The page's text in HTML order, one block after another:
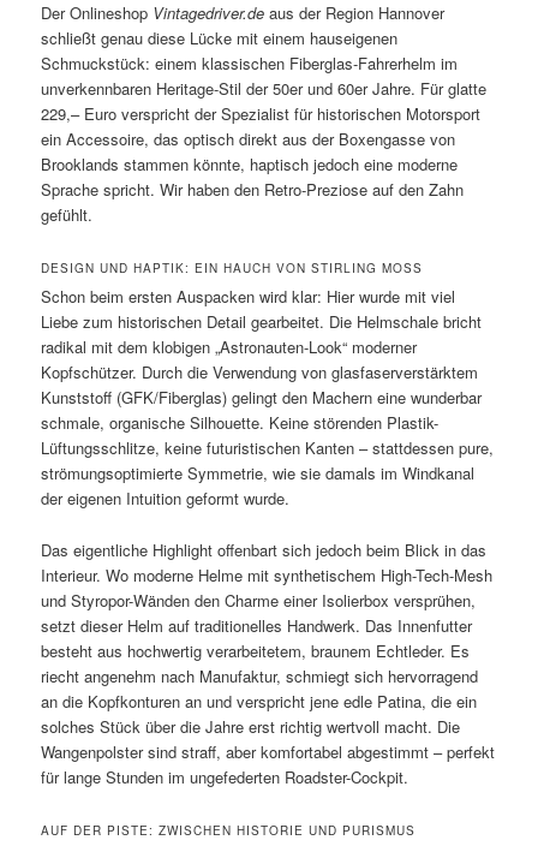
Der Onlineshop Vintagedriver.de aus der Region Hannover
schließt genau diese Lücke mit einem hauseigenen
Schmuckstück: einem klassischen Fiberglas-Fahrerhelm im
unverkennbaren Heritage-Stil der 50er und 60er Jahre. Für glatte
229,– Euro verspricht der Spezialist für historischen Motorsport
ein Accessoire, das optisch direkt aus der Boxengasse von
Brooklands stammen könnte, haptisch jedoch eine moderne
Sprache spricht. Wir haben den Retro-Preziose auf den Zahn
gefühlt.
DESIGN UND HAPTIK: EIN HAUCH VON STIRLING MOSS
Schon beim ersten Auspacken wird klar: Hier wurde mit viel
Liebe zum historischen Detail gearbeitet. Die Helmschale bricht
radikal mit dem klobigen „Astronauten-Look“ moderner
Kopfschützer. Durch die Verwendung von glasfaserverstärktem
Kunststoff (GFK/Fiberglas) gelingt den Machern eine wunderbar
schmale, organische Silhouette. Keine störenden Plastik-
Lüftungsschlitze, keine futuristischen Kanten – stattdessen pure,
strömungsoptimierte Symmetrie, wie sie damals im Windkanal
der eigenen Intuition geformt wurde.
Das eigentliche Highlight offenbart sich jedoch beim Blick in das
Interieur. Wo moderne Helme mit synthetischem High-Tech-Mesh
und Styropor-Wänden den Charme einer Isolierbox versprühen,
setzt dieser Helm auf traditionelles Handwerk. Das Innenfutter
besteht aus hochwertig verarbeitetem, braunem Echtleder. Es
riecht angenehm nach Manufaktur, schmiegt sich hervorragend
an die Kopfkonturen an und verspricht jene edle Patina, die ein
solches Stück über die Jahre erst richtig wertvoll macht. Die
Wangenpolster sind straff, aber komfortabel abgestimmt – perfekt
für lange Stunden im ungefederten Roadster-Cockpit.
AUF DER PISTE: ZWISCHEN HISTORIE UND PURISMUS